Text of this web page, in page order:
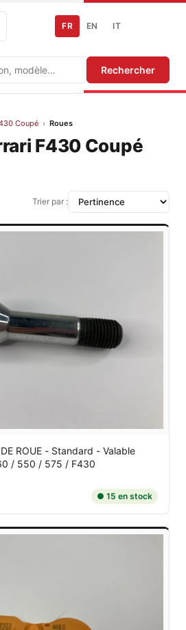
Rechercher
FR EN IT
Coupé › Roues
F430 Coupé
Trier par :
ROUE - Standard - Valable
/ 550 / 575 / F430
● 15 en stock